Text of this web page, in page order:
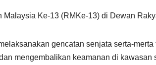
Ke-13 (RMKe-13) di Dewan
gencatan senjata serta-merta
mengembalikan keamanan di kawasan